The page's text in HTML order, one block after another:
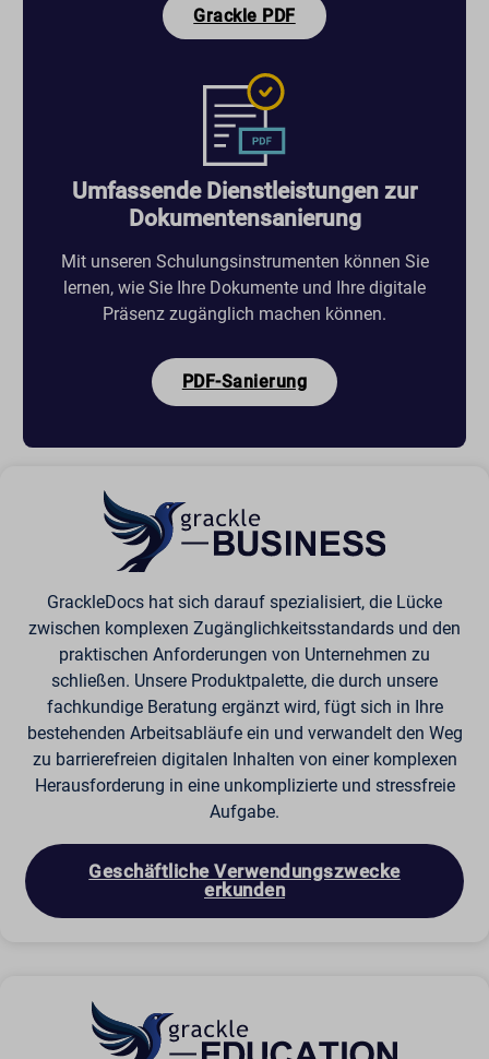
Grackle PDF
Umfassende Dienstleistungen zur
Dokumentensanierung
Mit unseren Schulungsinstrumenten können Sie
lernen, wie Sie Ihre Dokumente und Ihre digitale
Präsenz zugänglich machen können.
PDF-Sanierung
GrackleDocs hat sich darauf spezialisiert, die Lücke
zwischen komplexen Zugänglichkeitsstandards und den
praktischen Anforderungen von Unternehmen zu
schließen. Unsere Produktpalette, die durch unsere
fachkundige Beratung ergänzt wird, fügt sich in Ihre
bestehenden Arbeitsabläufe ein und verwandelt den Weg
zu barrierefreien digitalen Inhalten von einer komplexen
Herausforderung in eine unkomplizierte und stressfreie
Aufgabe.
Geschäftliche Verwendungszwecke
erkunden